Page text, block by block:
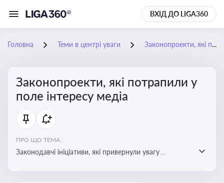
ВХІД ДО LIGA360
Головна Теми в центрі уваги Законопроекти, які потрапили у поле інтересу медіа
Законопроекти, які потрапили у
поле інтересу медіа
ПРО ЩО ТЕМА:
Законодавчі ініціативи, які привернули увагу